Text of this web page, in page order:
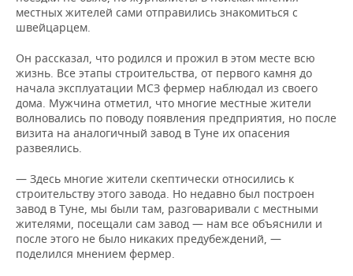
местных жителей сами отправились знакомиться с
швейцарцем.
Он рассказал, что родился и прожил в этом месте всю
жизнь. Все этапы строительства, от первого камня до
начала эксплуатации МСЗ фермер наблюдал из своего
дома. Мужчина отметил, что многие местные жители
волновались по поводу появления предприятия, но после
визита на аналогичный завод в Туне их опасения
развеялись.
— Здесь многие жители скептически относились к
строительству этого завода. Но недавно был построен
завод в Туне, мы были там, разговаривали с местными
жителями, посещали сам завод — нам все объяснили и
после этого не было никаких предубеждений, —
поделился мнением фермер.